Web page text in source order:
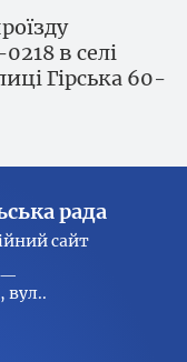
в селі
Гірська 60-
рада
сайт
—
вул..